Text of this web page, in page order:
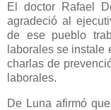
El doctor Rafael
agradeció al
de ese pueblo
laborales se instale
charlas de
laborales.
De Luna afirmó